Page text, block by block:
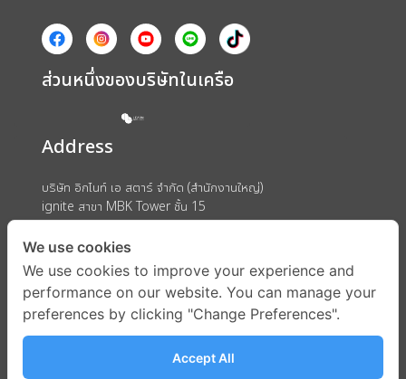
ส่วนหนึ่งของบริษัทในเครือ
Address
บริษัท อิกไนท์ เอ สตาร์ จำกัด (สำนักงานใหญ่)
ignite สาขา MBK Tower ชั้น 15
ถนนพญาไท แขวงวังใหม่ เขตปทุมวัน กรุงเทพมหานคร 10330
We use cookies
We use cookies to improve your experience and
performance on our website. You can manage your
preferences by clicking "Change Preferences".
Accept All